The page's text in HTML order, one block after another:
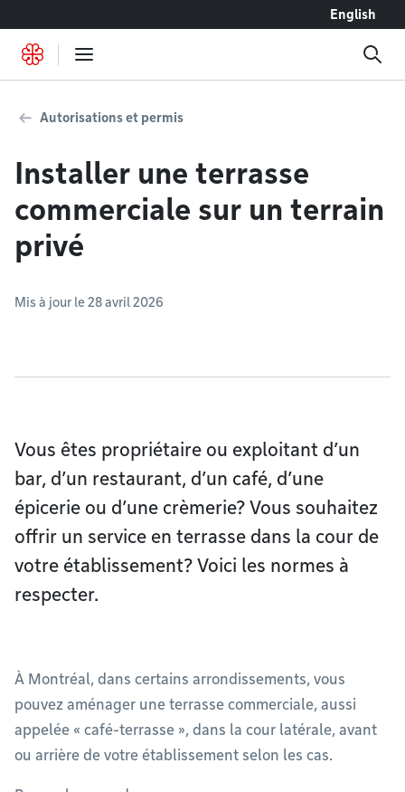
English
Autorisations et permis
Installer une terrasse
commerciale sur un terrain
privé
Mis à jour le 28 avril 2026
Vous êtes propriétaire ou exploitant d’un
bar, d’un restaurant, d’un café, d’une
épicerie ou d’une crèmerie? Vous souhaitez
offrir un service en terrasse dans la cour de
votre établissement? Voici les normes à
respecter.
À Montréal, dans certains arrondissements, vous
pouvez aménager une terrasse commerciale, aussi
appelée « café-terrasse », dans la cour latérale, avant
ou arrière de votre établissement selon les cas.